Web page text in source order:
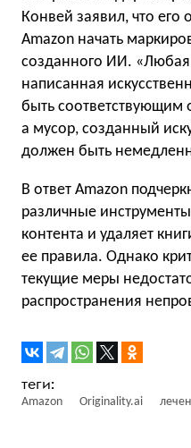
Конвей заявил, что его
Amazon начать
созданного ИИ. «Любая
написанная
быть соответствующим
а мусор, созданный
должен быть
В ответ Amazon
различные
контента и удаляет
ее правила. Однако
текущие меры
распространения
Amazon Originality.ai